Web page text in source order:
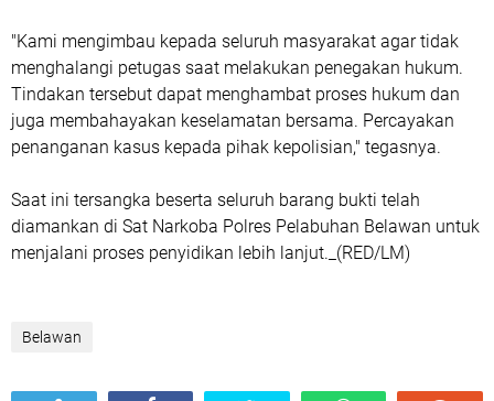
"Kami mengimbau kepada seluruh masyarakat agar tidak
menghalangi petugas saat melakukan penegakan hukum.
Tindakan tersebut dapat menghambat proses hukum dan
juga membahayakan keselamatan bersama. Percayakan
penanganan kasus kepada pihak kepolisian," tegasnya.
Saat ini tersangka beserta seluruh barang bukti telah
diamankan di Sat Narkoba Polres Pelabuhan Belawan untuk
menjalani proses penyidikan lebih lanjut._(RED/LM)
Belawan